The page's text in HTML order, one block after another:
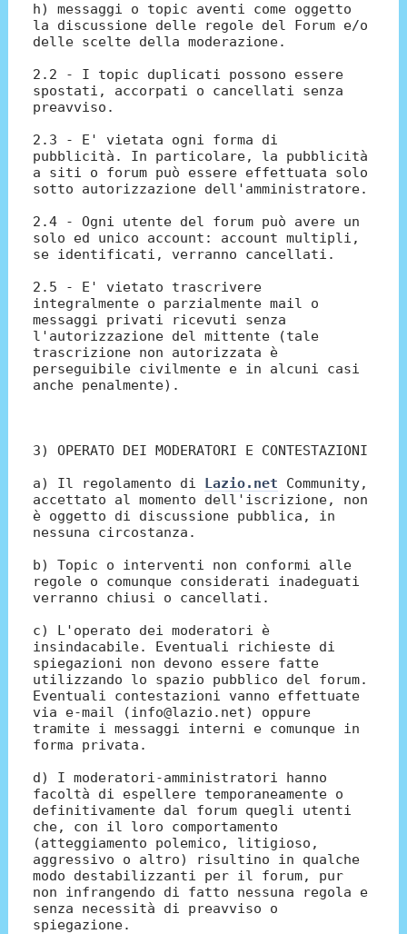
h) messaggi o topic aventi come oggetto
la discussione delle regole del Forum e/o
delle scelte della moderazione.
2.2 - I topic duplicati possono essere
spostati, accorpati o cancellati senza
preavviso.
2.3 - E' vietata ogni forma di
pubblicità. In particolare, la pubblicità
a siti o forum può essere effettuata solo
sotto autorizzazione dell'amministratore.
2.4 - Ogni utente del forum può avere un
solo ed unico account: account multipli,
se identificati, verranno cancellati.
2.5 - E' vietato trascrivere
integralmente o parzialmente mail o
messaggi privati ricevuti senza
l'autorizzazione del mittente (tale
trascrizione non autorizzata è
perseguibile civilmente e in alcuni casi
anche penalmente).
3) OPERATO DEI MODERATORI E CONTESTAZIONI
a) Il regolamento di Lazio.net Community,
accettato al momento dell'iscrizione, non
è oggetto di discussione pubblica, in
nessuna circostanza.
b) Topic o interventi non conformi alle
regole o comunque considerati inadeguati
verranno chiusi o cancellati.
c) L'operato dei moderatori è
insindacabile. Eventuali richieste di
spiegazioni non devono essere fatte
utilizzando lo spazio pubblico del forum.
Eventuali contestazioni vanno effettuate
via e-mail (info@lazio.net) oppure
tramite i messaggi interni e comunque in
forma privata.
d) I moderatori-amministratori hanno
facoltà di espellere temporaneamente o
definitivamente dal forum quegli utenti
che, con il loro comportamento
(atteggiamento polemico, litigioso,
aggressivo o altro) risultino in qualche
modo destabilizzanti per il forum, pur
non infrangendo di fatto nessuna regola e
senza necessità di preavviso o
spiegazione.